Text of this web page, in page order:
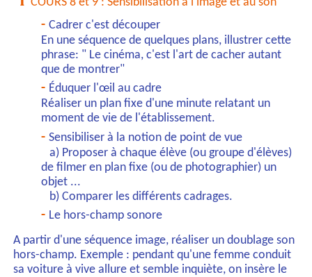
COURS 8 et 9 : Sensibilisation à l'image et au son
Cadrer c'est découper
En une séquence de quelques plans, illustrer cette
phrase: " Le cinéma, c'est l'art de cacher autant
que de montrer"
Éduquer l'œil au cadre
Réaliser un plan fixe d'une minute relatant un
moment de vie de l'établissement.
Sensibiliser à la notion de point de vue
a) Proposer à chaque élève (ou groupe d'élèves)
de filmer en plan fixe (ou de photographier) un
objet ...
b) Comparer les différents cadrages.
Le hors-champ sonore
A partir d'une séquence image, réaliser un doublage son
hors-champ. Exemple : pendant qu'une femme conduit
sa voiture à vive allure et semble inquiète, on insère le